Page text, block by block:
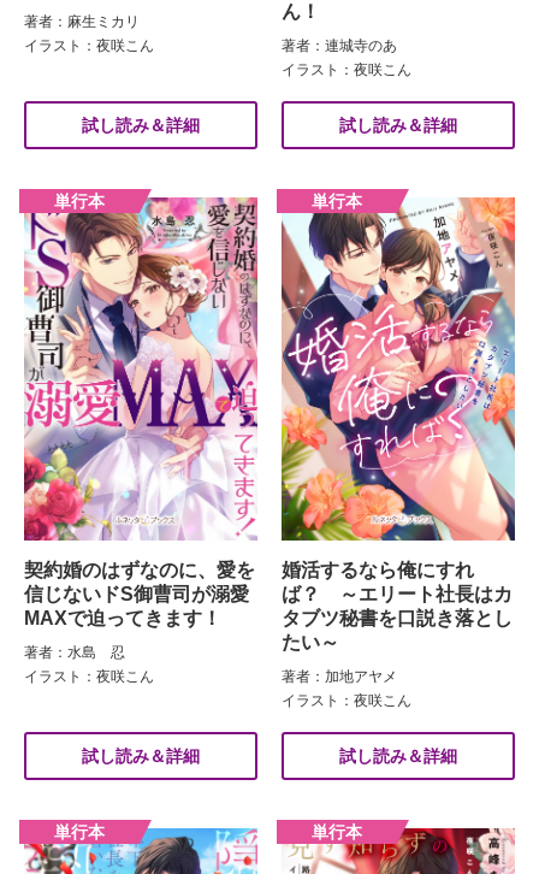
著者：麻生ミカリ
イラスト：夜咲こん
試し読み＆詳細
ん！
著者：連城寺のあ
イラスト：夜咲こん
試し読み＆詳細
契約婚のはずなのに、愛を
信じないドS御曹司が溺愛
MAXで迫ってきます！
著者：水島 忍
イラスト：夜咲こん
試し読み＆詳細
婚活するなら俺にすれ
ば？ ～エリート社長はカ
タブツ秘書を口説き落とし
たい～
著者：加地アヤメ
イラスト：夜咲こん
試し読み＆詳細